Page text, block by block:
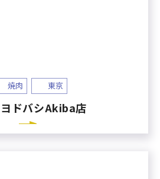
焼肉 東京
ドバシAkiba店